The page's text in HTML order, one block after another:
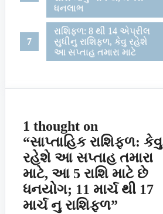
ધનલાભ
રાશિફળ: 8 થી 14 એપ્રીલ
સુધીનુ રાશિફળ, કેવુ રહેશે
આ સપ્તાહ તમારા માટે
1 thought on
“સાપ્તાહિક રાશિફળ: કેવુ
રહેશે આ સપ્તાહ તમારા
માટે, આ 5 રાશિ માટે છે
ધનયોગ; 11 માર્ચ થી 17
માર્ચ નુ રાશિફળ”